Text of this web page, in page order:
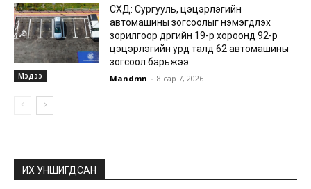
Мэдээ
СХД: Сургууль, цэцэрлэгийн
автомашины зогсоолыг нэмэгдүүлэх
зорилгоор дүүргийн 19-р хороонд 92-р
цэцэрлэгийн урд талд 62 автомашины
зогсоол барьжээ
Mandmn - 8 сар 7, 2026
ИХ УНШИГДСАН